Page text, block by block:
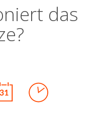
das